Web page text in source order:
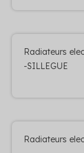
Radiateurs
-SILLEGUE
Radiateurs